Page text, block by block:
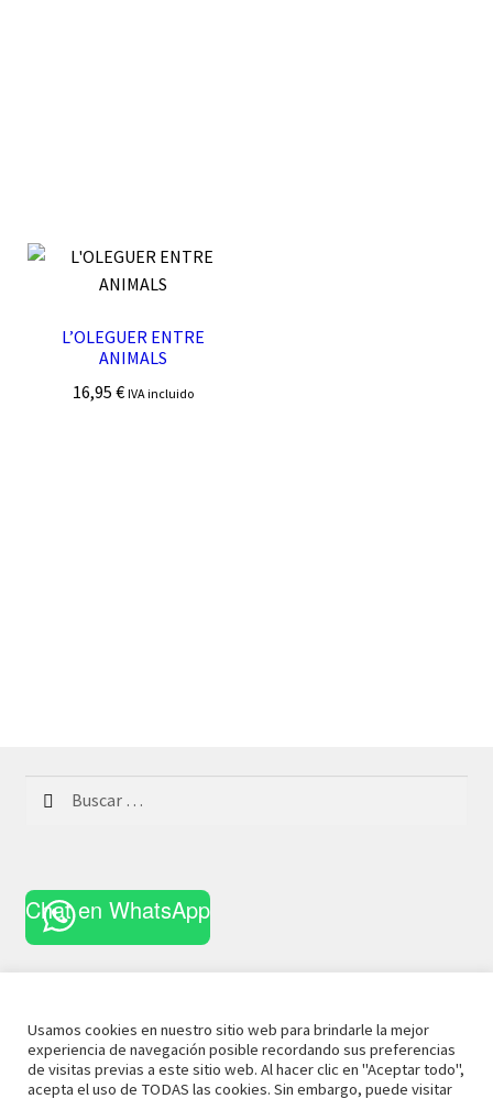
L’OLEGUER ENTRE
ANIMALS
16,95€ IVA incluido
Chat en WhatsApp
© 2021 La Casa CuriosaAviso Legal
Términos y
Usamos cookies en nuestro sitio web para brindarle la mejor
experiencia de navegación posible recordando sus preferencias
de visitas previas a este sitio web. Al hacer clic en "Aceptar todo",
acepta el uso de TODAS las cookies. Sin embargo, puede visitar